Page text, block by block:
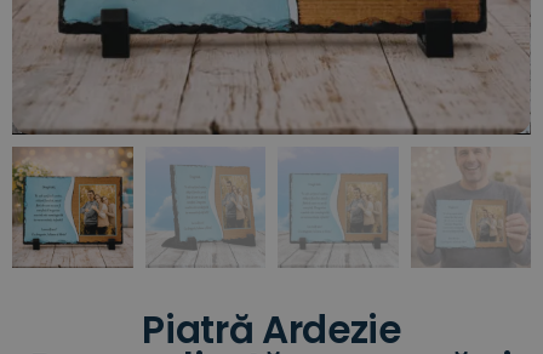
Piatră Ardezie